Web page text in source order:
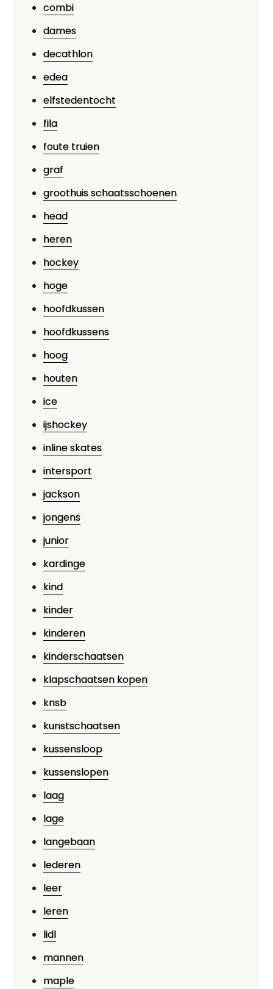
combi
dames
decathlon
edea
elfstedentocht
fila
foute truien
graf
groothuis schaatsschoenen
head
heren
hockey
hoge
hoofdkussen
hoofdkussens
hoog
houten
ice
ijshockey
inline skates
intersport
jackson
jongens
junior
kardinge
kind
kinder
kinderen
kinderschaatsen
klapschaatsen kopen
knsb
kunstschaatsen
kussensloop
kussenslopen
laag
lage
langebaan
lederen
leer
leren
lidl
mannen
maple